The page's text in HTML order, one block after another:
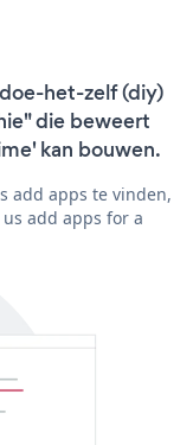
het-zelf (diy)
die beweert
kan bouwen.
add apps te vinden,
add apps for a